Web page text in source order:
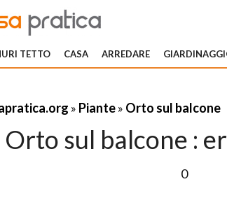
TETTO CASA ARREDARE
» Piante» Orto sul balcone
Orto sul balcone :
0